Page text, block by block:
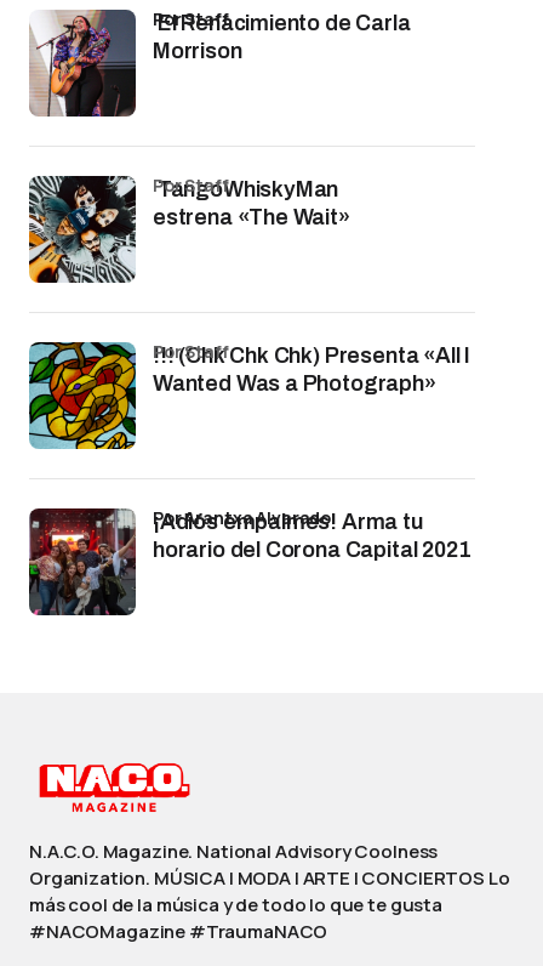
El Renacimiento de Carla
Morrison
por Staff
TangoWhiskyMan
estrena «The Wait»
por Staff
!!! (Chk Chk Chk) Presenta «All I
Wanted Was a Photograph»
por Staff
¡Adiós empalmes! Arma tu
horario del Corona Capital 2021
por Arantxa Alvarado
N.A.C.O. Magazine. National Advisory Coolness
Organization. MÚSICA | MODA | ARTE | CONCIERTOS Lo
más cool de la música y de todo lo que te gusta
#NACOMagazine #TraumaNACO